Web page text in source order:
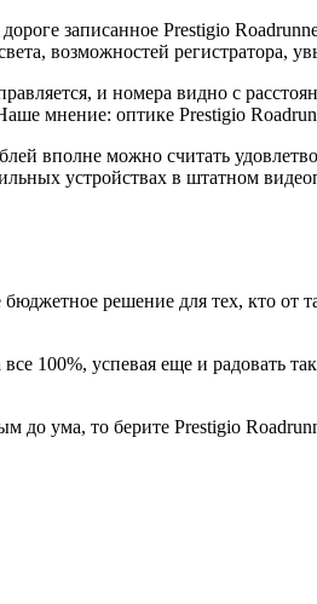
записанное Prestigio
возможностей регистратора,
и номера видно с
мнение: оптике Prestigio
вполне можно считать
устройствах в штатном
решение для тех, кто
100%, успевая еще и радовать
ума, то берите Prestigio